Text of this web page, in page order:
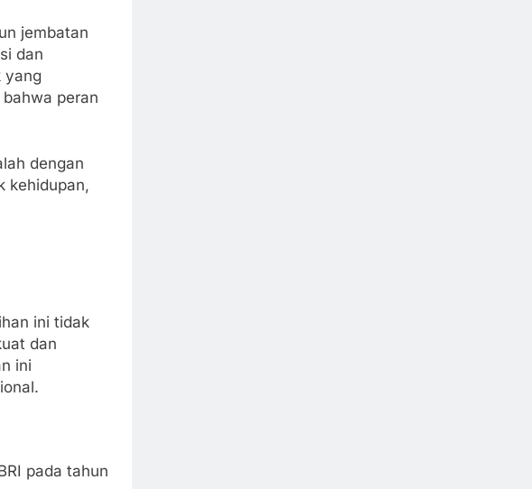
jembatan
dan
yang
peran
dengan
kehidupan,
ini tidak
dan
ini
pada tahun